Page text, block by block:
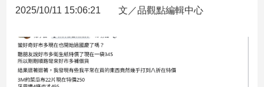
新
產
經/
股
市
2025/10/11 15:06:21 文／品觀點編輯中心